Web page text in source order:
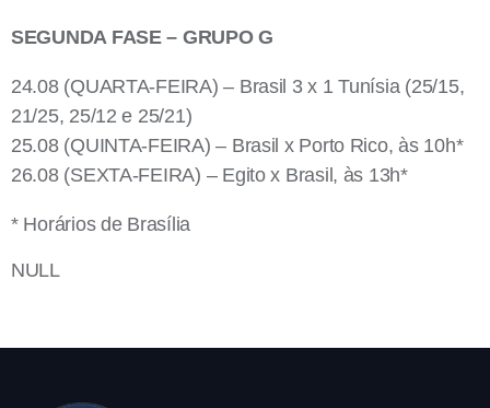
SEGUNDA FASE – GRUPO G
24.08 (QUARTA-FEIRA) – Brasil 3 x 1 Tunísia (25/15,
21/25, 25/12 e 25/21)
25.08 (QUINTA-FEIRA) – Brasil x Porto Rico, às 10h*
26.08 (SEXTA-FEIRA) – Egito x Brasil, às 13h*
* Horários de Brasília
NULL